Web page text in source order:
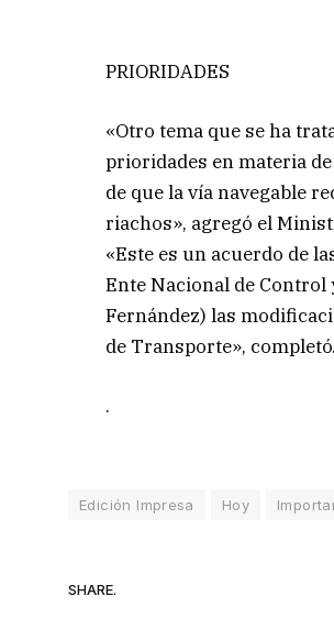
PRIORIDADES
«Otro tema que se ha
prioridades en materia
de que la vía navegable
riachos», agregó el
«Este es un acuerdo de
Ente Nacional de Control
Fernández) las
de Transporte», completó.
.
Edición Impresa Hoy
SHARE.